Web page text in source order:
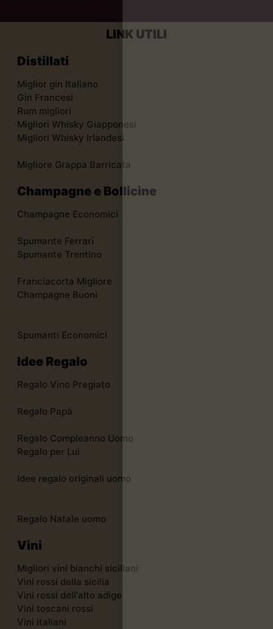
LINK UTILI
Distillati
Miglior gin Italiano
Gin Francesi
Rum migliori
Migliori Whisky Giapponesi
Migliori Whisky Irlandesi
Migliore Grappa Barricata
Champagne e Bollicine
Champagne Economici
Spumante Ferrari
Spumante Trentino
Franciacorta Migliore
Champagne Buoni
Spumanti Economici
Idee Regalo
Regalo Vino Pregiato
Regalo Papà
Regalo Compleanno Uomo
Regalo per Lui
Idee regalo originali uomo
Regalo Natale uomo
Vini
Migliori vini bianchi siciliani
Vini rossi della sicilia
Vini rossi dell'alto adige
Vini toscani rossi
Vini italiani